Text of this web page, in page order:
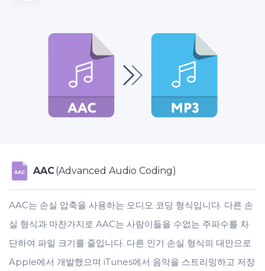
AAC AAC(Advanced Audio Coding)
AAC는 손실 압축을 사용하는 오디오 코딩 형식입니다. 다른 손
실 형식과 마찬가지로 AAC는 사람이들을 수없는 주파수를 차
단하여 파일 크기를 줄입니다. 다른 인기 손실 형식의 대안으로
Apple에서 개발했으며 iTunes에서 음악을 스트리밍하고 저장